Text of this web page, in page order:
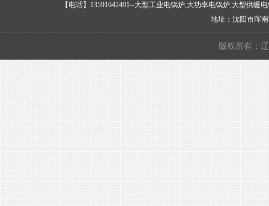
【电话】13591642491--大型工业电锅炉,大功率电锅炉,大型供
地址：沈阳市浑
版权所有：